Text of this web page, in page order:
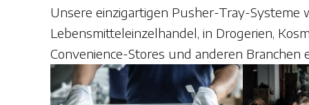
Unsere einzigartigen Pusher-Tray-Systeme
Lebensmitteleinzelhandel, in Drogerien,
Convenience-Stores und anderen Branchen